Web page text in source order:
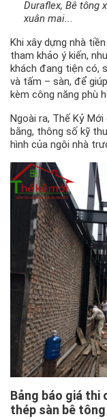
Duraflex, Bê tông
xuân mai...
Khi xây dựng nhà
tham khảo ý kiến,
khách đang tiện có,
và tấm – sàn, để
kèm công năng phù
Ngoài ra, Thế Kỷ
bằng, thông số kỹ
hình của ngôi nhà
Bảng báo giá thi
thép sàn bê